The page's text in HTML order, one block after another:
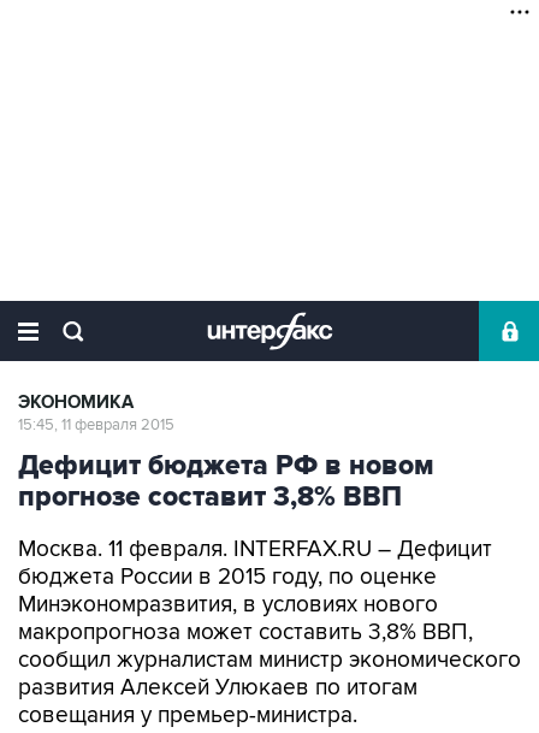
ЭКОНОМИКА
15:45, 11 февраля 2015
Дефицит бюджета РФ в новом
прогнозе составит 3,8% ВВП
Москва. 11 февраля. INTERFAX.RU – Дефицит
бюджета России в 2015 году, по оценке
Минэкономразвития, в условиях нового
макропрогноза может составить 3,8% ВВП,
сообщил журналистам министр экономического
развития Алексей Улюкаев по итогам
совещания у премьер-министра.